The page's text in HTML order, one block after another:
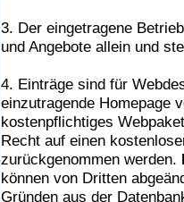
3. Der eingetragene
und Angebote allein und
4. Einträge sind für
einzutragende Homepage
kostenpflichtiges
Recht auf einen
zurückgenommen werden.
können von Dritten
Gründen aus der